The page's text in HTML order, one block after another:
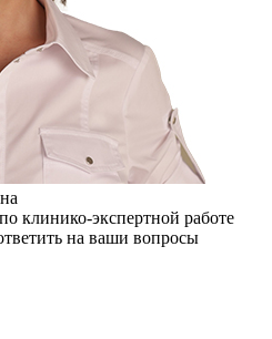
клинико-экспертной работе
на ваши вопросы